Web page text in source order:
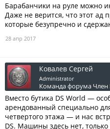
Барабанчики на руле можно
Даже не верится, что этот ад
которые безупречно и
28 апр 2017
Ковалев Сергей
Administrator
Команда форума Член
Вместо бутика DS World —
арендованный специально
четвертого этажа — и нас
DS. Машины здесь нет,